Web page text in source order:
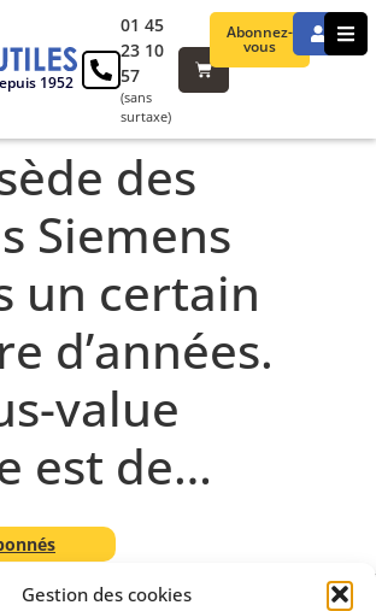
Gestion des cookies
1952
Abonnez-
vous
01 45
23 10
57
(sans
surtaxe)
des
Siemens
un certain
d’années.
value
est de…